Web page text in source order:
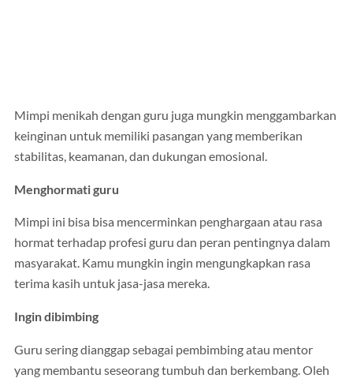
Mimpi menikah dengan guru juga mungkin menggambarkan
keinginan untuk memiliki pasangan yang memberikan
stabilitas, keamanan, dan dukungan emosional.
Menghormati guru
Mimpi ini bisa bisa mencerminkan penghargaan atau rasa
hormat terhadap profesi guru dan peran pentingnya dalam
masyarakat. Kamu mungkin ingin mengungkapkan rasa
terima kasih untuk jasa-jasa mereka.
Ingin dibimbing
Guru sering dianggap sebagai pembimbing atau mentor
yang membantu seseorang tumbuh dan berkembang. Oleh